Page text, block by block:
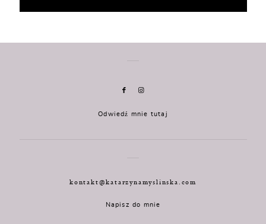
Odwiedź mnie tutaj
kontakt@katarzynamyslinska.com
Napisz do mnie